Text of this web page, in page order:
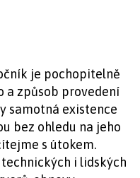
je pochopitelně
a způsob provedení
samotná existence
bez ohledu na jeho
s útokem.
i lidských